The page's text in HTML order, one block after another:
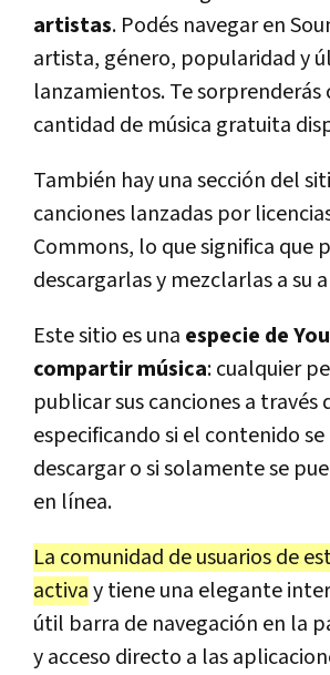
artistas. Podés navegar en
artista, género, popularidad y
lanzamientos. Te sorprenderás
cantidad de música gratuita
También hay una sección del
canciones lanzadas por
Commons, lo que significa que
descargarlas y mezclarlas a su
Este sitio es una especie de
compartir música: cualquier
publicar sus canciones a través
especificando si el contenido
descargar o si solamente se
en línea.
La comunidad de usuarios de
activay tiene una elegante
útil barra de navegación en la
y acceso directo a las